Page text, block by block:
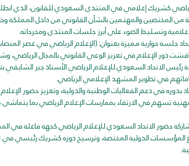
كشريك إعلامي في المنتدى السعودي للقانون، الذي
بمشاركة نخبة من المختصين والمهتمين بالشأن القانوني من داخل
وتسليط الضوء على أبرز جلسات المنتدى ومخرجاته.
جلسة حوارية مميزة بعنوان: (الإعلام الرياضي في عصر
دور الإعلام في تعزيز الوعي القانوني بالمجال
رئيس الاتحاد السعودي للإعلام الرياضي الأستاذ جبر
في تطوير المشهد الإعلامي الرياضي.
بدوره في دعم الفعاليات الوطنية والدولية، وتعزيز حضور
حضور الاتحاد السعودي للإعلام الرياضي كجهة فاعلة في
المؤسسات الدولية المختصة، وترسيخ دوره كشريك رئيسي في